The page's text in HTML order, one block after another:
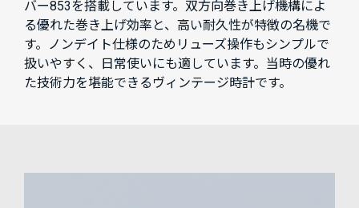
バー853を搭載しています。双方向巻き上げ機構によ
る優れた巻き上げ効率と、高い耐久性が特徴の名機で
す。ノンデイト仕様のためリューズ操作もシンプルで
扱いやすく、日常使いにも適しています。当時の優れ
た技術力を堪能できるヴィンテージ時計です。